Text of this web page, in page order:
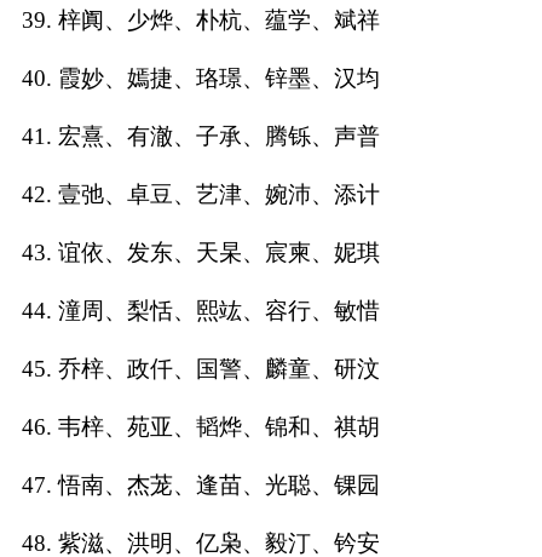
39. 梓阗、少烨、朴杭、蕴学、斌祥
40. 霞妙、嫣捷、珞璟、锌墨、汉均
41. 宏熹、有澈、子承、腾铄、声普
42. 壹弛、卓豆、艺津、婉沛、添计
43. 谊依、发东、天杲、宸柬、妮琪
44. 潼周、梨恬、熙竑、容行、敏惜
45. 乔梓、政仟、国警、麟童、研汶
46. 韦梓、苑亚、韬烨、锦和、祺胡
47. 悟南、杰茏、逢苗、光聪、锞园
48. 紫滋、洪明、亿枭、毅汀、钤安